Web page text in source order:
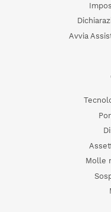
Avvia
Molle